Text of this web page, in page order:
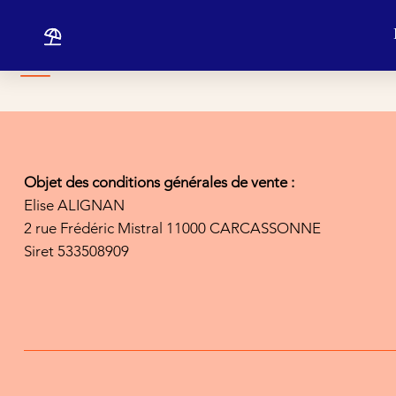
Objet des conditions générales de vente :
Elise ALIGNAN
2 rue Frédéric Mistral 11000 CARCASSONNE
Siret 533508909